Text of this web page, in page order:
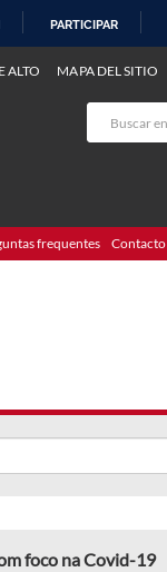
PARTICIPAR
ALTO MAPA DEL SITIO
frequentes Contacto
foco na Covid-19